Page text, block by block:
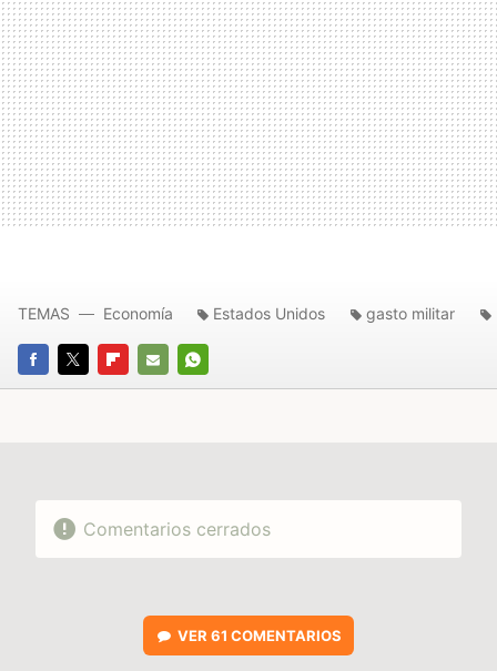
FACEBOOK
TWITTERFLIPBOARD
E-
WHATSAPP
TEMAS Economía Estados Unidos gasto militar
Comentarios cerrados
VER 61 COMENTARIOS